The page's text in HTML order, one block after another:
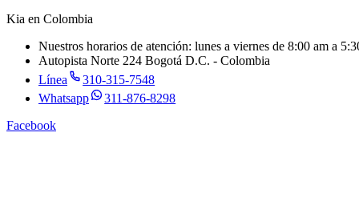
Kia en Colombia
Nuestros horarios de atención: lunes a viernes de 8:00 am a
Autopista Norte 224 Bogotá D.C. - Colombia
Línea
310-315-7548
Whatsapp
311-876-8298
Facebook